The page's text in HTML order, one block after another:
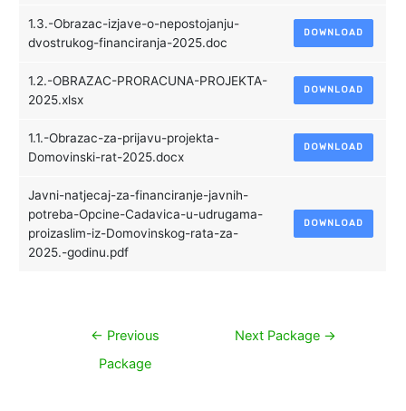
1.3.-Obrazac-izjave-o-nepostojanju-
dvostrukog-financiranja-2025.doc
DOWNLOAD
1.2.-OBRAZAC-PRORACUNA-PROJEKTA-
2025.xlsx
DOWNLOAD
1.1.-Obrazac-za-prijavu-projekta-
Domovinski-rat-2025.docx
DOWNLOAD
Javni-natjecaj-za-financiranje-javnih-
potreba-Opcine-Cadavica-u-udrugama-
proizaslim-iz-Domovinskog-rata-za-
2025.-godinu.pdf
DOWNLOAD
Navigacija
← Previous
Package
Next Package →